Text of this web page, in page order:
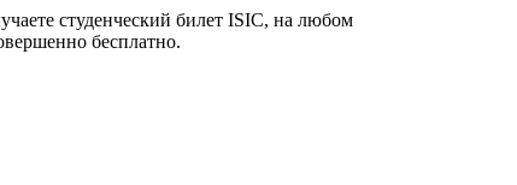
студенческий билет ISIC, на любом
бесплатно.